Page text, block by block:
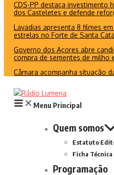
CDS-PP destaca investimento
dos Casteletes e defende
Lavadias apresenta 8 filmes
estrelas no Forte de Santa
Governo dos Açores abre
compra de sementes de milho
Câmara acompanha situação
Menu Principal
Quem somos
Estatuto
Ficha Técnica
Programação